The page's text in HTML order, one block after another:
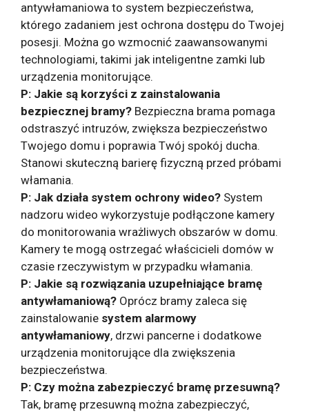
antywłamaniowa to system bezpieczeństwa,
którego zadaniem jest ochrona dostępu do Twojej
posesji. Można go wzmocnić zaawansowanymi
technologiami, takimi jak inteligentne zamki lub
urządzenia monitorujące.
P: Jakie są korzyści z zainstalowania
bezpiecznej bramy? Bezpieczna brama pomaga
odstraszyć intruzów, zwiększa bezpieczeństwo
Twojego domu i poprawia Twój spokój ducha.
Stanowi skuteczną barierę fizyczną przed próbami
włamania.
P: Jak działa system ochrony wideo? System
nadzoru wideo wykorzystuje podłączone kamery
do monitorowania wrażliwych obszarów w domu.
Kamery te mogą ostrzegać właścicieli domów w
czasie rzeczywistym w przypadku włamania.
P: Jakie są rozwiązania uzupełniające bramę
antywłamaniową? Oprócz bramy zaleca się
zainstalowanie system alarmowy
antywłamaniowy, drzwi pancerne i dodatkowe
urządzenia monitorujące dla zwiększenia
bezpieczeństwa.
P: Czy można zabezpieczyć bramę przesuwną?
Tak, bramę przesuwną można zabezpieczyć,